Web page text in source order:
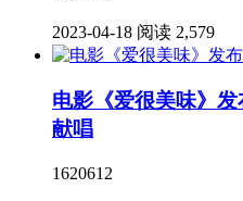
2023-04-18 阅读 2,579
电影《爱很美味》
献唱
1620612